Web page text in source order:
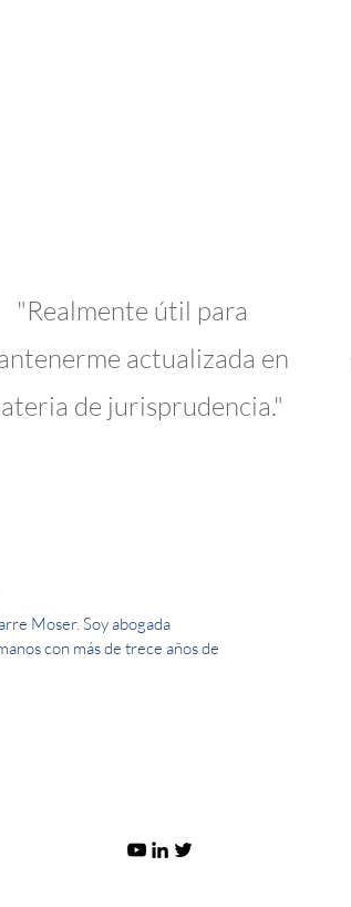
"Realmente útil para
actualizada en
de jurisprudencia."
Moser. Soy abogada
con más de trece años de